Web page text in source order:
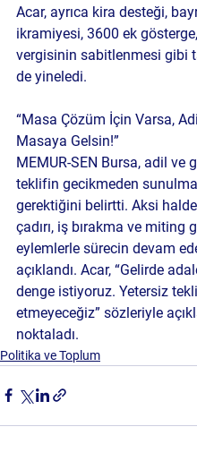
Acar, ayrıca kira desteği,
ikramiyesi, 3600 ek
vergisinin sabitlenmesi gibi
de yineledi.
“Masa Çözüm İçin Varsa,
Masaya Gelsin!”
MEMUR-SEN Bursa, adil ve
teklifin gecikmeden
gerektiğini belirtti. Aksi
çadırı, iş bırakma ve miting
eylemlerle sürecin devam
açıklandı. Acar, “Gelirde
denge istiyoruz. Yetersiz
etmeyeceğiz” sözleriyle
noktaladı.
Politika ve Toplum